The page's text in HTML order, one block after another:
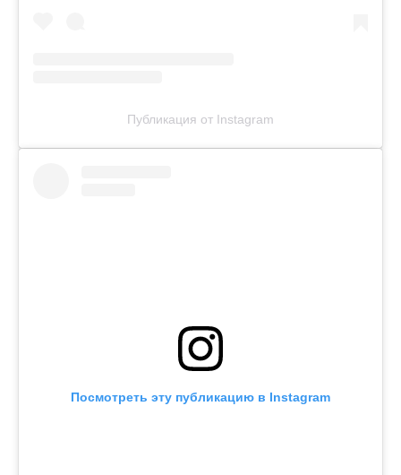
Публикация от Instagram
Посмотреть эту публикацию в Instagram